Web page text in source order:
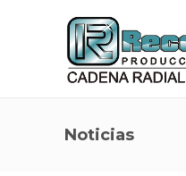
Noticias